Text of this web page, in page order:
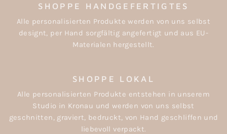
SHOPPE HANDGEFERTIGTES
Alle personalisierten Produkte werden von uns selbst
designt, per Hand sorgfältig angefertigt und aus EU-
Materialen hergestellt.
SHOPPE LOKAL
Alle personalisierten Produkte entstehen in unserem
Studio in Kronau und werden von uns selbst
geschnitten, graviert, bedruckt, von Hand geschliffen und
liebevoll verpackt.